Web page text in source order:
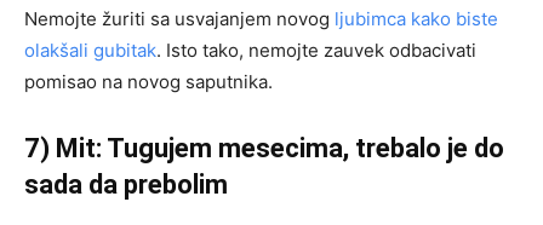
Nemojte žuriti sa usvajanjem novog ljubimca kako biste
olakšali gubitak. Isto tako, nemojte zauvek odbacivati
pomisao na novog saputnika.
7) Mit: Tugujem mesecima, trebalo je do
sada da prebolim